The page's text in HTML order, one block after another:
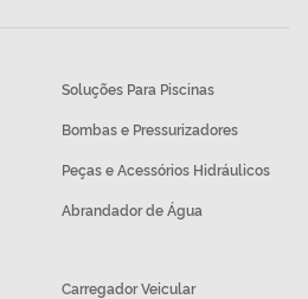
Soluções Para Piscinas
Bombas e Pressurizadores
Peças e Acessórios Hidráulicos
Abrandador de Água
Carregador Veicular